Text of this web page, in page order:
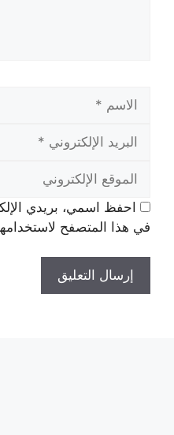
الإلكتروني
الإلكتروني
احفظ اسمي، بريدي
في هذا المتصفح